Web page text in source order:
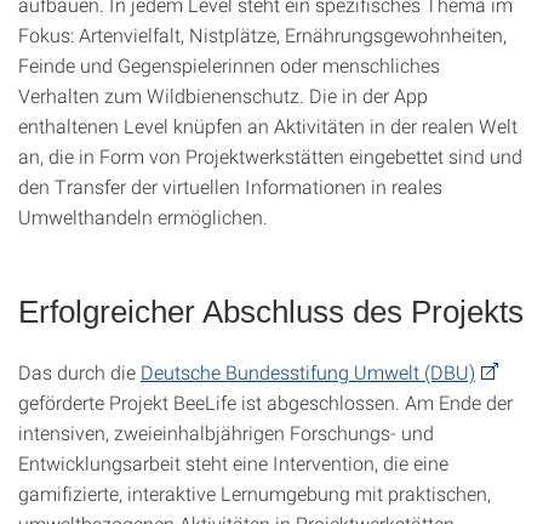
Fokus: Artenvielfalt, Nistplätze, Ernährungsgewohnheiten,
Feinde und Gegenspielerinnen oder menschliches
Verhalten zum Wildbienenschutz. Die in der App
enthaltenen Level knüpfen an Aktivitäten in der realen Welt
an, die in Form von Projektwerkstätten eingebettet sind und
den Transfer der virtuellen Informationen in reales
Umwelthandeln ermöglichen.
Erfolgreicher Abschluss des Projekts
Das durch die Deutsche Bundesstifung Umwelt (DBU)
geförderte Projekt BeeLife ist abgeschlossen. Am Ende der
intensiven, zweieinhalbjährigen Forschungs- und
Entwicklungsarbeit steht eine Intervention, die eine
gamifizierte, interaktive Lernumgebung mit praktischen,